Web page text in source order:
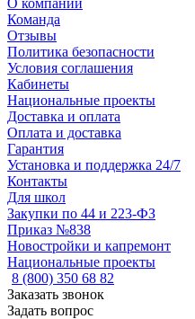
О компании
Команда
Отзывы
Политика безопасности
Условия соглашения
Кабинеты
Национальные проекты
Доставка и оплата
Оплата и доставка
Гарантия
Установка и поддержка 24/7
Контакты
Для школ
Закупки по 44 и 223-ФЗ
Приказ №838
Новостройки и капремонт
Национальные проекты
8 (800) 350 68 82
Заказать звонок
Задать вопрос